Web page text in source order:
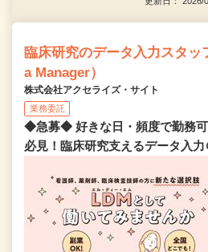
臨床研究のデータ入力スタ
a Manager）
株式会社アクセライズ・サイト
業務委託
◆急募◆ 好きな日・頻度で勤務
必見！臨床研究支えるデータ入力